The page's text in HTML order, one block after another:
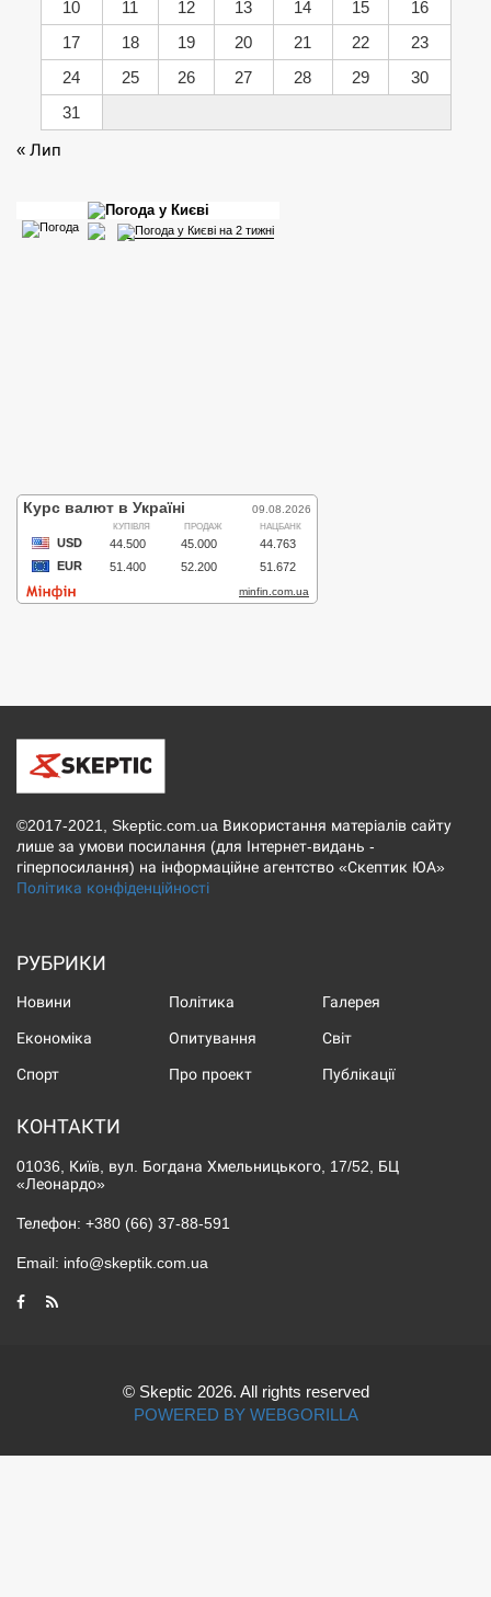
10 11 12 13 14 15
16
17
18 19 20 21 22
23
24
25 26 27 28 29
30
31
« Лип
©2017-2021, Skeptic.com.ua Використання матеріалів сайту
лише за умови посилання (для Інтернет-видань -
гіперпосилання) на інформаційне агентство «Скептик ЮА»
Політика конфіденційності
РУБРИКИ
Новини Політика Галерея
Економіка Опитування Світ
Спорт Про проект Публікації
КОНТАКТИ
01036, Київ, вул. Богдана Хмельницького, 17/52, БЦ
«Леонардо»
Телефон: +380 (66) 37-88-591
Email: info@skeptik.com.ua
© Skeptic 2026. All rights reserved
POWERED BY WEBGORILLA